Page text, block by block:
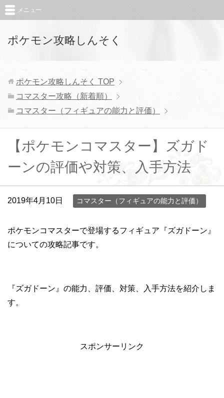
ポケモン攻略しんそく
メニュー
ポケモン攻略しんそく TOP
コマスター攻略（新着順）
コマスター（フィギュアの能力と評価）
【ポケモンコマスター】ズガド
ーンの評価や対策、入手方法
2019年4月10日 コマスター（フィギュアの能力と評価）
ポケモンコマスターで登場するフィギュア『ズガドーン』
についての攻略記事です。
『ズガドーン』の能力、評価、対策、入手方法を紹介しま
す。
スポンサーリンク